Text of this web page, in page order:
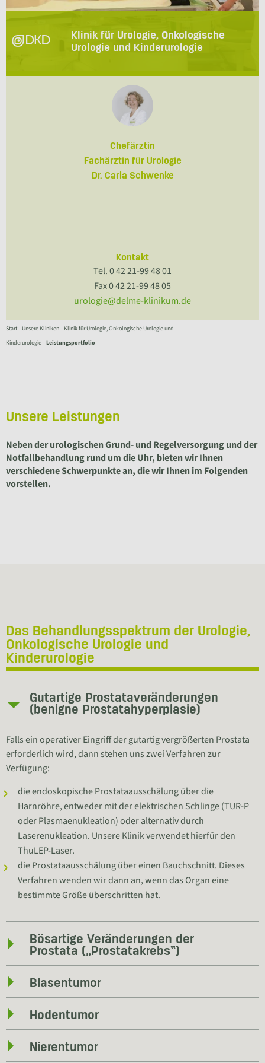
Klinik für Urologie, Onkologische
Urologie und Kinderurologie
Chefärztin
Fachärztin für Urologie
Dr. Carla Schwenke
Kontakt
Tel. 0 42 21-99 48 01
Fax 0 42 21-99 48 05
urologie@delme-klinikum.de
Start Unsere Kliniken
Klinik für Urologie, Onkologische Urologie und
Kinderurologie Leistungsportfolio
Unsere Leistungen
Neben der urologischen Grund- und Regelversorgung und der
Notfallbehandlung rund um die Uhr, bieten wir Ihnen
verschiedene Schwerpunkte an, die wir Ihnen im Folgenden
vorstellen.
Das Behandlungsspektrum der Urologie,
Onkologische Urologie und
Kinderurologie
Gutartige Prostataveränderungen
(benigne Prostatahyperplasie)
Falls ein operativer Eingriff der gutartig vergrößerten Prostata
erforderlich wird, dann stehen uns zwei Verfahren zur
Verfügung:
die endoskopische Prostataausschälung über die
Harnröhre, entweder mit der elektrischen Schlinge (TUR-P
oder Plasmaenukleation) oder alternativ durch
Laserenukleation. Unsere Klinik verwendet hierfür den
ThuLEP-Laser.
die Prostataausschälung über einen Bauchschnitt. Dieses
Verfahren wenden wir dann an, wenn das Organ eine
bestimmte Größe überschritten hat.
Bösartige Veränderungen der
Prostata („Prostatakrebs“)
Blasentumor
Hodentumor
Nierentumor